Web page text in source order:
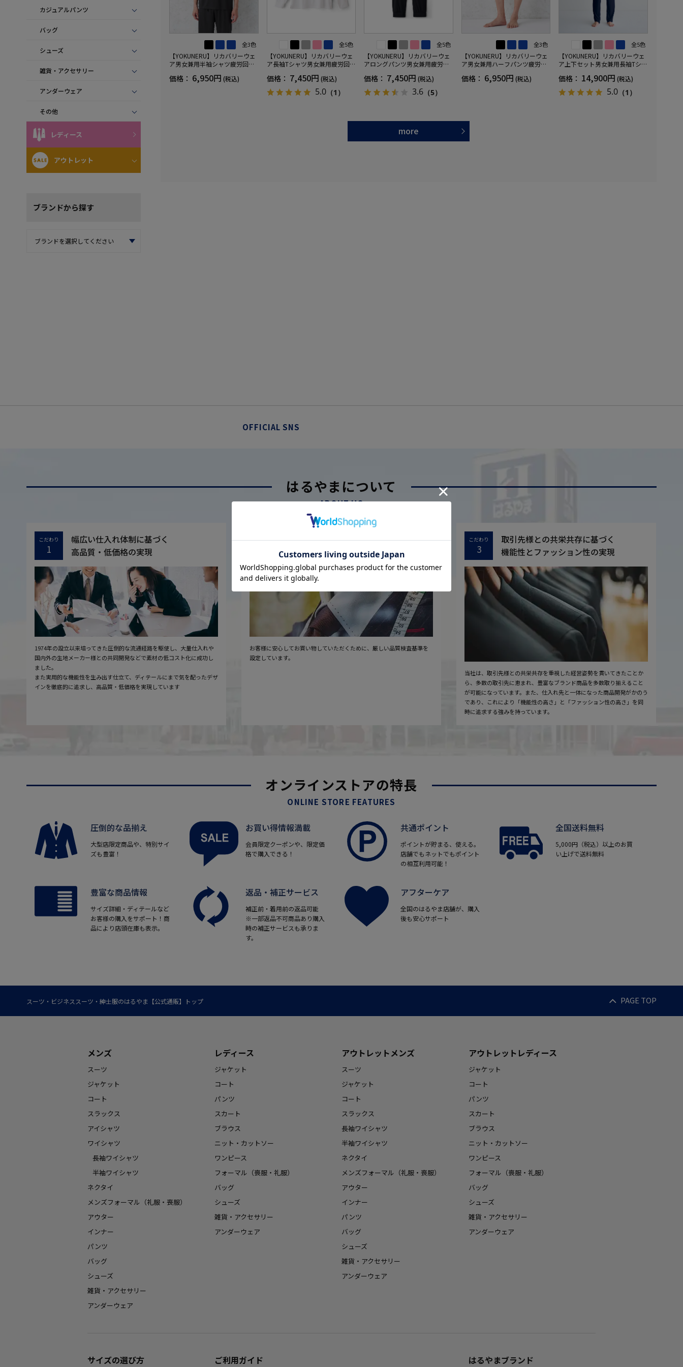
カジュアルパンツ
バッグ
シューズ
雑貨・アクセサリー
アンダーウェア
その他
レディース
アウトレット
ブランドから探す
全3色
【YOKUNERU】リカバリーウェ
ア男女兼用半袖シャツ疲労回復
(R)【一般医療機器】SS～LLサイ
価格： 6,950円 (税込)
全5色
【YOKUNERU】リカバリーウェ
ア長袖Tシャツ男女兼用疲労回復
(R)【一般医療機器】SS～LLサイ
ズ
価格： 7,450円 (税込)
5.0（1）
全5色
【YOKUNERU】リカバリーウェ
アロングパンツ男女兼用疲労回
IX(R)【一般医療機器】SS～LLサ
イズ
価格： 7,450円 (税込)
3.6 （5）
全3色
【YOKUNERU】リカバリーウェ
ア男女兼用ハーフパンツ疲労回
IX(R)【一般医療機器】SS～LLサ
価格： 6,950円 (税込)
全5色
【YOKUNERU】リカバリーウェ
ア上下セット男女兼用長袖Tシャ
進遠赤外線快眠NANOMIX(R)【一
般医療機器】SS～LLサイズ
価格： 14,900円 (税込)
5.0 （1）
more
OFFICIAL SNS
はるやまについて
ABOUT US
こだわり
1
幅広い仕入れ体制に基づく
高品質・低価格の実現
1974年の設立以来培ってきた圧倒的な流通経路を駆使し、大量仕入れや
国内外の生地メーカー様との共同開発などで素材の低コスト化に成功し
ました。
また実用的な機能性を生み出す仕立て、ディテールにまで気を配ったデザ
インを徹底的に追求し、高品質・低価格を実現しています
こだわり
厳しい品質管理体制に基づく
安心の実現
お客様に安心してお買い物していただくために、厳しい品質検査基準を
設定しています。
こだわり
3
取引先様との共栄共存に基づく
機能性とファッション性の実現
当社は、取引先様との共栄共存を重視した経営姿勢を貫いてきたことか
ら、多数の取引先に恵まれ、豊富なブランド商品を多数取り揃えること
が可能になっています。また、仕入れ先と一体になった商品開発がかのう
であり、これにより「機能性の高さ」と「ファッション性の高さ」を同
時に追求する強みを持っています。
オンラインストアの特長
ONLINE STORE FEATURES
圧倒的な品揃え
大型店限定商品や、特別サイ
ズも豊富！
お買い得情報満載
会員限定クーポンや、限定価
格で購入できる！
共通ポイント
ポイントが貯まる、使える。
店舗でもネットでもポイント
の相互利用可能！
全国送料無料
5,000円（税込）以上のお買
い上げで送料無料
豊富な商品情報
サイズ詳細・ディテールなど
お客様の購入をサポート！商
品により店頭在庫も表示。
返品・補正サービス
補正前・着用前の返品可能
※一部返品不可商品あり購入
時の補正サービスも承りま
す。
アフターケア
全国のはるやま店舗が、購入
後も安心サポート
スーツ・ビジネススーツ・紳士服のはるやま【公式通販】トップ PAGE TOP
メンズ
スーツ
ジャケット
コート
スラックス
アイシャツ
ワイシャツ
長袖ワイシャツ
半袖ワイシャツ
ネクタイ
メンズフォーマル（礼服・喪服）
アウター
インナー
パンツ
バッグ
シューズ
雑貨・アクセサリー
アンダーウェア
レディース
ジャケット
コート
パンツ
スカート
ブラウス
ニット・カットソー
ワンピース
フォーマル（喪服・礼服）
バッグ
シューズ
雑貨・アクセサリー
アンダーウェア
アウトレットメンズ
スーツ
ジャケット
コート
スラックス
長袖ワイシャツ
半袖ワイシャツ
ネクタイ
メンズフォーマル（礼服・喪服）
アウター
インナー
パンツ
バッグ
シューズ
雑貨・アクセサリー
アンダーウェア
アウトレットレディース
ジャケット
コート
パンツ
スカート
ブラウス
ニット・カットソー
ワンピース
フォーマル（喪服・礼服）
バッグ
シューズ
雑貨・アクセサリー
アンダーウェア
サイズの選び方 ご利用ガイド はるやまブランド